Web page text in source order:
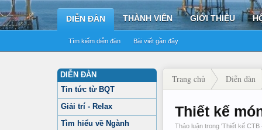
DIỄN ĐÀN
Tìm kiếm diễn đàn Bài viết gần đây
THÀNH VIÊN GIỚI THIỆU
DIỄN ĐÀN
Tin tức từ BQT
Giải trí - Relax
Tìm hiểu về Ngành
Trang chủ Diễn đàn
Thiết kế
Thảo luận trong 'Thiết kế CTB